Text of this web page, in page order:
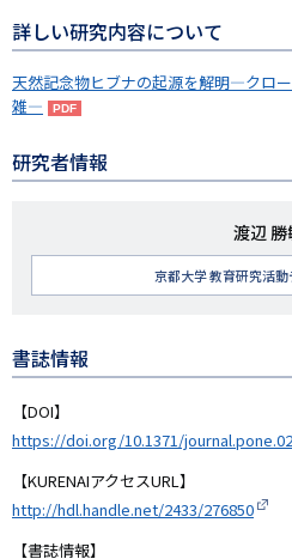
詳しい研究内容について
天然記念物ヒブナの起源を解明―クロ
雑―
研究者情報
研
究
者
渡辺 勝
京都大学 教育研究活動
書誌情報
【DOI】
https://doi.org/10.1371/
【KURENAIアクセスURL】
http://hdl.handle.net/2433/276850
【書誌情報】